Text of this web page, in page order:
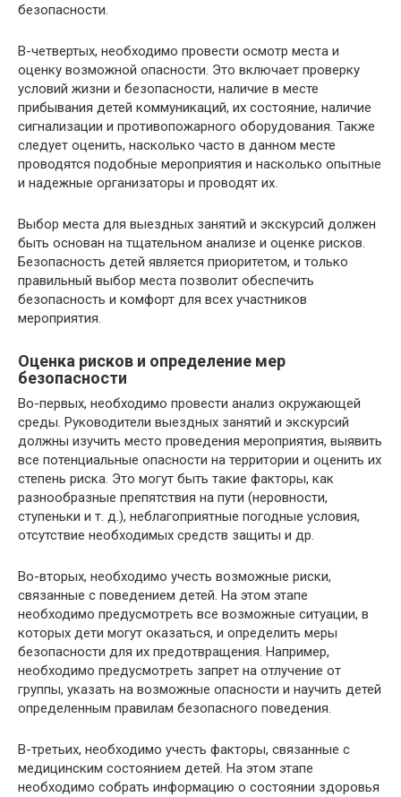
безопасности.
В-четвертых, необходимо провести осмотр места и
оценку возможной опасности. Это включает проверку
условий жизни и безопасности, наличие в месте
прибывания детей коммуникаций, их состояние, наличие
сигнализации и противопожарного оборудования. Также
следует оценить, насколько часто в данном месте
проводятся подобные мероприятия и насколько опытные
и надежные организаторы и проводят их.
Выбор места для выездных занятий и экскурсий должен
быть основан на тщательном анализе и оценке рисков.
Безопасность детей является приоритетом, и только
правильный выбор места позволит обеспечить
безопасность и комфорт для всех участников
мероприятия.
Оценка рисков и определение мер
безопасности
Во-первых, необходимо провести анализ окружающей
среды. Руководители выездных занятий и экскурсий
должны изучить место проведения мероприятия, выявить
все потенциальные опасности на территории и оценить их
степень риска. Это могут быть такие факторы, как
разнообразные препятствия на пути (неровности,
ступеньки и т. д.), неблагоприятные погодные условия,
отсутствие необходимых средств защиты и др.
Во-вторых, необходимо учесть возможные риски,
связанные с поведением детей. На этом этапе
необходимо предусмотреть все возможные ситуации, в
которых дети могут оказаться, и определить меры
безопасности для их предотвращения. Например,
необходимо предусмотреть запрет на отлучение от
группы, указать на возможные опасности и научить детей
определенным правилам безопасного поведения.
В-третьих, необходимо учесть факторы, связанные с
медицинским состоянием детей. На этом этапе
необходимо собрать информацию о состоянии здоровья